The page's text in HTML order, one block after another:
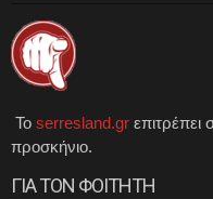
Το serresland.gr
προσκήνιο.
ΓΙΑ ΤΟΝ ΦΟΙΤΗΤΗ